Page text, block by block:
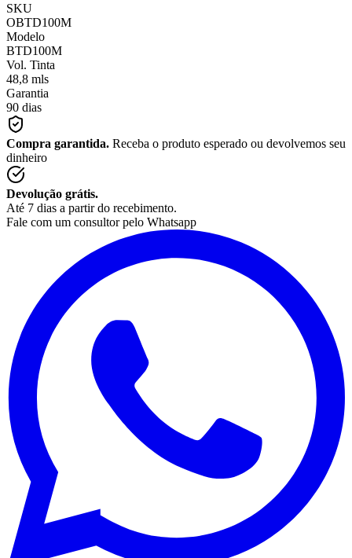
SKU
OBTD100M
Modelo
BTD100M
Vol. Tinta
48,8 mls
Garantia
90 dias
Compra garantida. Receba o produto esperado ou devolvemos seu
dinheiro
Devolução grátis.
Até 7 dias a partir do recebimento.
Fale com um consultor pelo Whatsapp